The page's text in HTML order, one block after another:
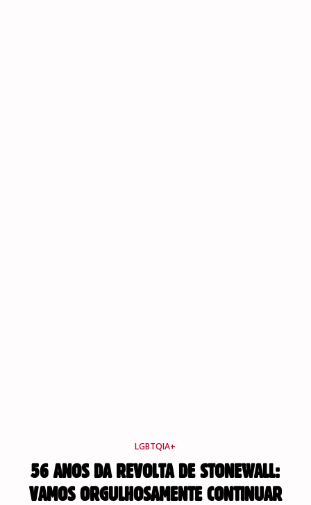
LGBTQIA+
56 ANOS DA REVOLTA DE STONEWALL:
VAMOS ORGULHOSAMENTE CONTINUAR